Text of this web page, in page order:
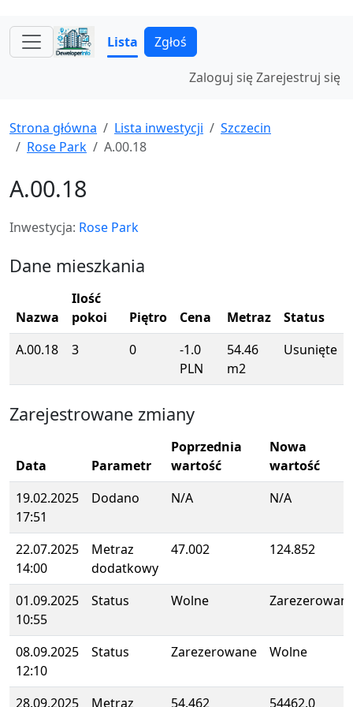
Lista Zgłoś
Zaloguj sięZarejestruj się
Strona główna Lista inwestycji
Szczecin
Rose Park
A.00.18
A.00.18
Inwestycja: Rose Park
Dane mieszkania
Nazwa
Ilość
pokoi
Piętro Cena Metraz
Status
A.00.18
3 0
-1.0
PLN
54.46
m2
Usunięte
Zarejestrowane zmiany
Data Parametr
Poprzednia
wartość
Nowa
wartość
19.02.2025
17:51
Dodano N/A N/A
22.07.2025
14:00
Metraz
dodatkowy
47.002 124.852
01.09.2025
10:55
Status Wolne
08.09.2025
12:10
Status Zarezerowane Wolne
28.09.2025 Metraz 54.462 54462.0